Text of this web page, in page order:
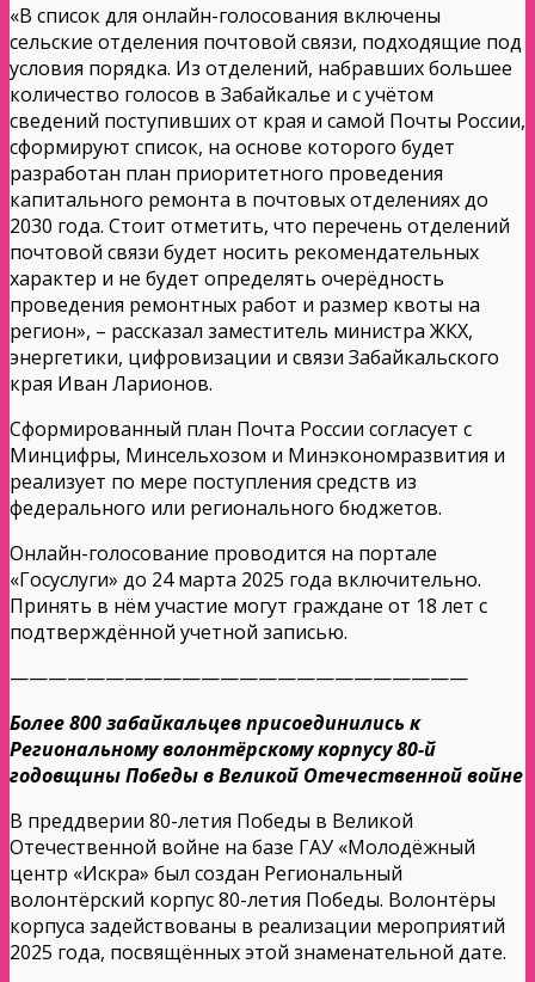
«В список для онлайн-голосования включены
сельские отделения почтовой связи, подходящие под
условия порядка. Из отделений, набравших большее
количество голосов в Забайкалье и с учётом
сведений поступивших от края и самой Почты России,
сформируют список, на основе которого будет
разработан план приоритетного проведения
капитального ремонта в почтовых отделениях до
2030 года. Стоит отметить, что перечень отделений
почтовой связи будет носить рекомендательных
характер и не будет определять очерёдность
проведения ремонтных работ и размер квоты на
регион», – рассказал заместитель министра ЖКХ,
энергетики, цифровизации и связи Забайкальского
края Иван Ларионов.
Сформированный план Почта России согласует с
Минцифры, Минсельхозом и Минэкономразвития и
реализует по мере поступления средств из
федерального или регионального бюджетов.
Онлайн-голосование проводится на портале
«Госуслуги» до 24 марта 2025 года включительно.
Принять в нём участие могут граждане от 18 лет с
подтверждённой учетной записью.
————————————————————————
Более 800 забайкальцев присоединились к
Региональному волонтёрскому корпусу 80-й
годовщины Победы в Великой Отечественной войне
В преддверии 80-летия Победы в Великой
Отечественной войне на базе ГАУ «Молодёжный
центр «Искра» был создан Региональный
волонтёрский корпус 80-летия Победы. Волонтёры
корпуса задействованы в реализации мероприятий
2025 года, посвящённых этой знаменательной дате.